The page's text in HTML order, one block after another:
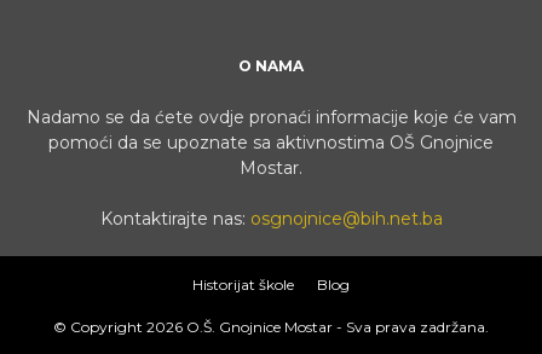
O NAMA
Nadamo se da ćete ovdje pronaći informacije koje će vam
pomoći da se upoznate sa aktivnostima OŠ Gnojnice
Mostar.
Kontaktirajte nas: osgnojnice@bih.net.ba
Historijat škole Blog
© Copyright 2026 O.Š. Gnojnice Mostar - Sva prava zadržana.